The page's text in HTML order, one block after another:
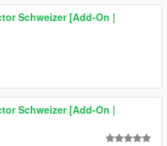
Schweizer [Add-On |
Schweizer [Add-On |